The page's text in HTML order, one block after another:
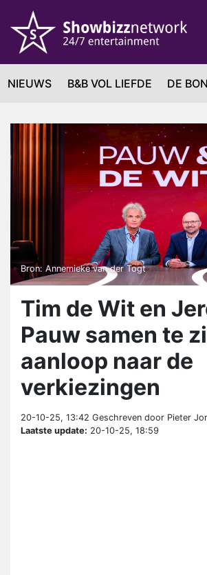
NIEUWS B&B VOL LIEFDE DE
Bron: Annemieke van der Togt
Tim de Wit en
Pauw samen te
aanloop naar de
verkiezingen
20-10-25, 13:42 Geschreven door Pieter
Laatste update: 20-10-25, 18:59